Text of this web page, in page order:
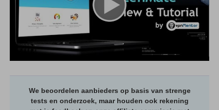
We beoordelen aanbieders op basis van strenge
tests en onderzoek, maar houden ook rekening